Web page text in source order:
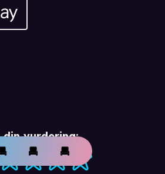
din vurdering: